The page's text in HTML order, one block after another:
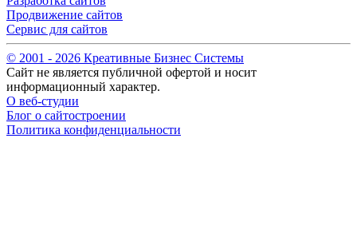
Продвижение сайтов
Сервис для сайтов
© 2001 - 2026 Креативные Бизнес Системы
Сайт не является публичной офертой и носит
информационный характер.
О веб-студии
Блог о сайтостроении
Политика конфиденциальности